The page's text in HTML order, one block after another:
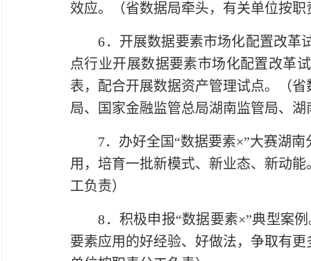
效应。（省数据局牵头，有关单位按职
6．开展数据要素市场化配置改革试
点行业开展数据要素市场化配置改革
表，配合开展数据资产管理试点。（
局、国家金融监管总局湖南监管局、
7．办好全国“数据要素×”大赛湖南
用，培育一批新模式、新业态、新动
工负责）
8．积极申报“数据要素×”典型案例
要素应用的好经验、好做法，争取有